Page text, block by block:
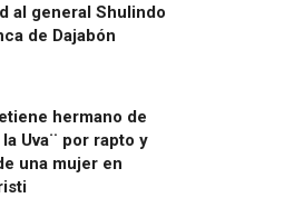
al general Shulindo
de Dajabón
hermano de
Uva¨ por rapto y
una mujer en